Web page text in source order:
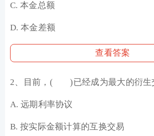
C. 本金总额
D. 本金差额
查看答案
2、目前，( )已经成为最大的衍生
A. 远期利率协议
B. 按实际金额计算的互换交易